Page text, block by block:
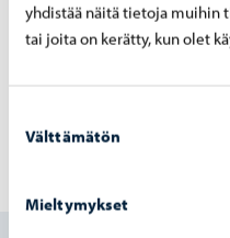
yhdistää näitä tietoja muihin
tai joita on kerätty, kun olet
valinta
Välttämätön
Mieltymykset
Torivalvonnan
Tomas Oksanen